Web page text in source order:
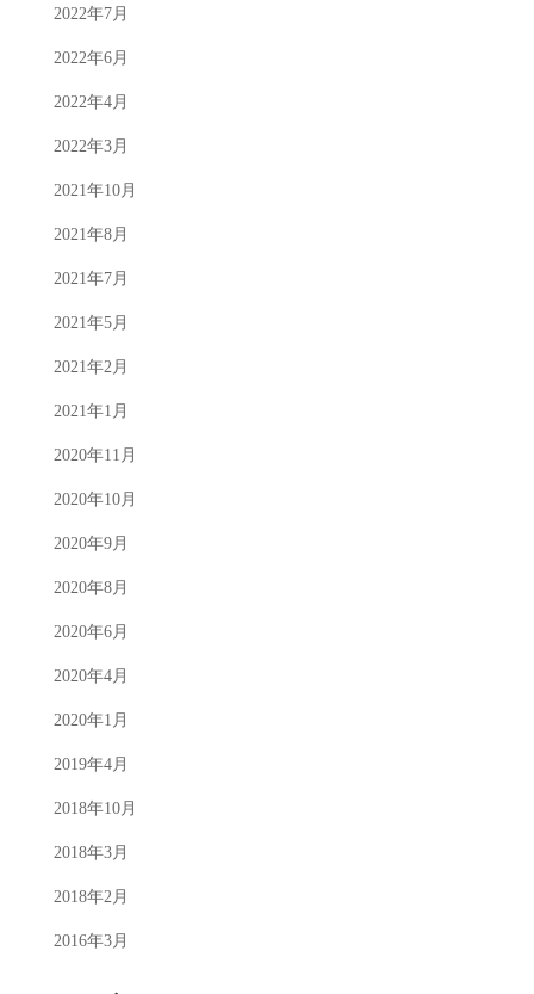
2022年7月
2022年6月
2022年4月
2022年3月
2021年10月
2021年8月
2021年7月
2021年5月
2021年2月
2021年1月
2020年11月
2020年10月
2020年9月
2020年8月
2020年6月
2020年4月
2020年1月
2019年4月
2018年10月
2018年3月
2018年2月
2016年3月